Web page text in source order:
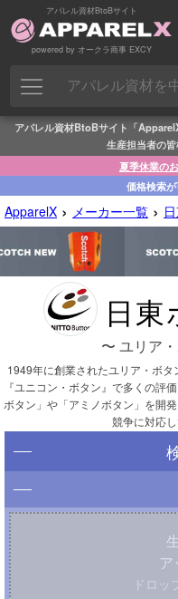
アパレル資材BtoBサイト
powered by オークラ商事 EXCY
アパレル資材BtoBサイト「
生産担当者の皆
夏季休業の
価格検索
ApparelX › メーカー一覧 ›
日
〜 ユリア
1949年に創業されたユリア・ボ
『ユニコン・ボタン』で多くの評
ボタン」や「アミノボタン」を開
競争に対応し
ドロッ